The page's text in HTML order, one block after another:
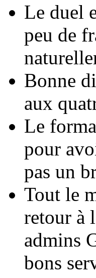
Le duel
peu de
Bonne
aux
Le
pour
pas un
Tout le
retour à
admins
bons